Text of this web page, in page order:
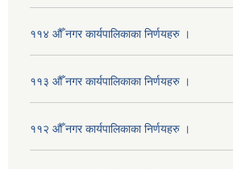
११४ औँ नगर कार्यपालिकाका निर्णयहरु ।
११३ औँ नगर कार्यपालिकाका निर्णयहरु ।
११२ औँ नगर कार्यपालिकाका निर्णयहरु ।